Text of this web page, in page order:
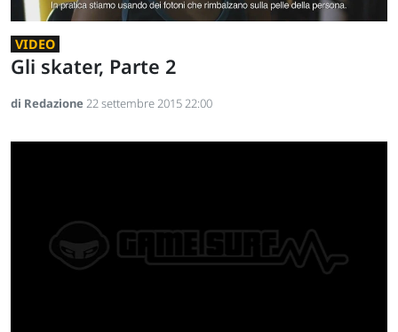
VIDEO
Gli skater, Parte 2
di Redazione22 settembre 2015 22:00